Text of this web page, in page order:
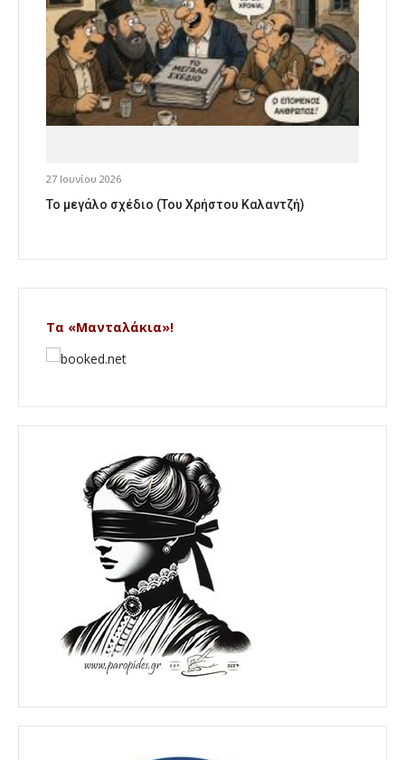
27 Ιουνίου 2026
Το μεγάλο σχέδιο (Του Χρήστου Καλαντζή)
Τα «Μανταλάκια»!